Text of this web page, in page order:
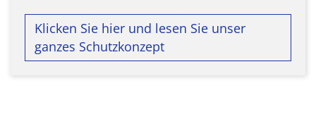
Klicken Sie hier und lesen Sie unser
ganzes Schutzkonzept